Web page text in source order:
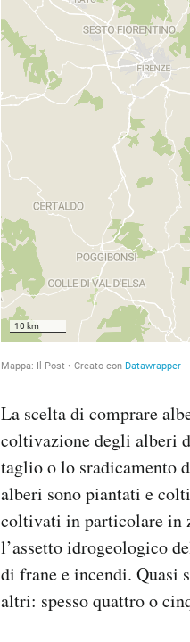
La scelta di comprare
coltivazione degli alberi
taglio o lo sradicamento
alberi sono piantati e
coltivati in particolare in
l’assetto idrogeologico
di frane e incendi. Quasi
altri: spesso quattro o